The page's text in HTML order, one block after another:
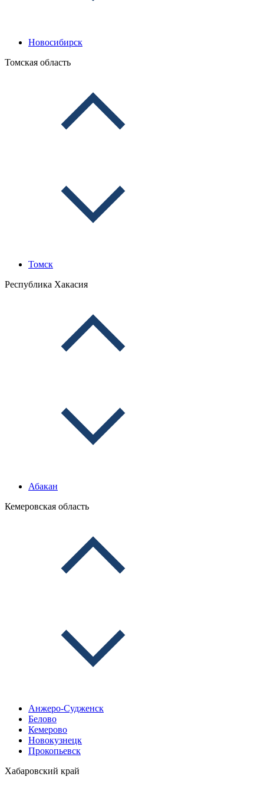
Новосибирск
Томская область
Томск
Республика Хакасия
Абакан
Кемеровская область
Анжеро-Судженск
Белово
Кемерово
Новокузнецк
Прокопьевск
Хабаровский край